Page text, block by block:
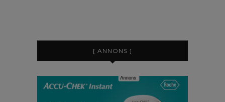
[ ANNONS ]